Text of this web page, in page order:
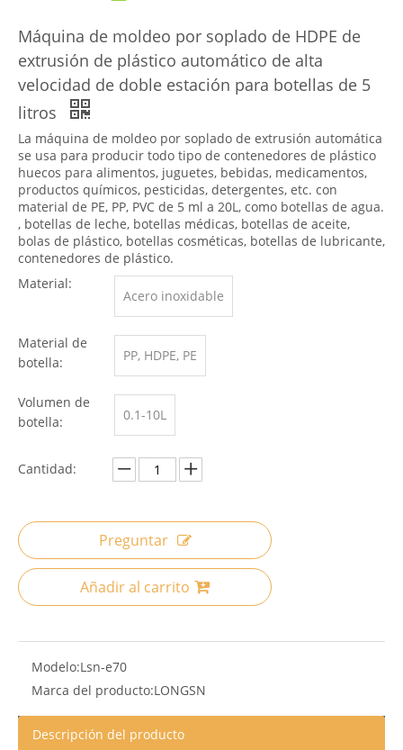
Máquina de moldeo por soplado de HDPE de
extrusión de plástico automático de alta
velocidad de doble estación para botellas de 5
litros
La máquina de moldeo por soplado de extrusión automática
se usa para producir todo tipo de contenedores de plástico
huecos para alimentos, juguetes, bebidas, medicamentos,
productos químicos, pesticidas, detergentes, etc. con
material de PE, PP, PVC de 5 ml a 20L, como botellas de agua.
, botellas de leche, botellas médicas, botellas de aceite,
bolas de plástico, botellas cosméticas, botellas de lubricante,
contenedores de plástico.
Material:
Acero inoxidable
Material de
botella:
PP, HDPE, PE
Volumen de
botella:
0.1-10L
Cantidad:
Preguntar
Añadir al carrito
Modelo:Lsn-e70
Marca del producto:LONGSN
Descripción del producto